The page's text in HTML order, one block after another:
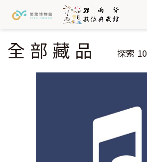
關於我們
Jump to Navigation
Jump to Main content
您在這裡
全部藏品 探索 10